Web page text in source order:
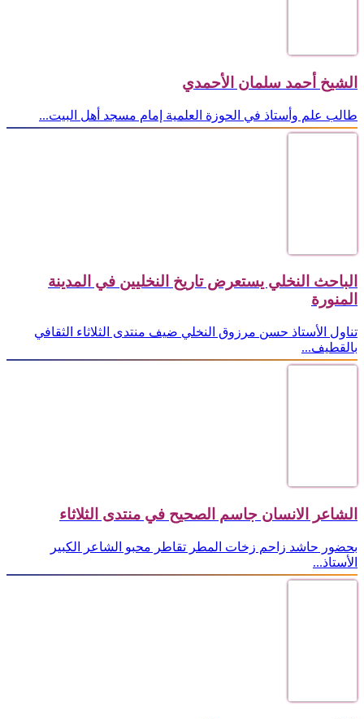
الشيخ أحمد سلمان الأحمدي
طالب علم وأستاذ في الحوزة العلمية إمام مسجد أهل البيت...
الباحث النخلي يستعرض تاريخ النخليين في المدينة
المنورة
تناول الأستاذ حسن مرزوق النخلي ضيف منتدى الثلاثاء الثقافي
بالقطيف...
الشاعر الانسان جاسم الصحيح في منتدى الثلاثاء
بحضور حاشد زاحم زخات المطر تقاطر محبو الشاعر الكبير
الأستاذ...